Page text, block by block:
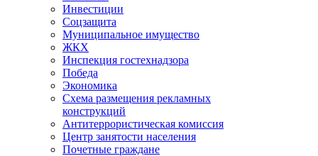
Инвестиции
Соцзащита
Муниципальное имущество
ЖКХ
Инспекция гостехнадзора
Победа
Экономика
Схема размещения рекламных
конструкций
Антитеррористическая комиссия
Центр занятости населения
Почетные граждане